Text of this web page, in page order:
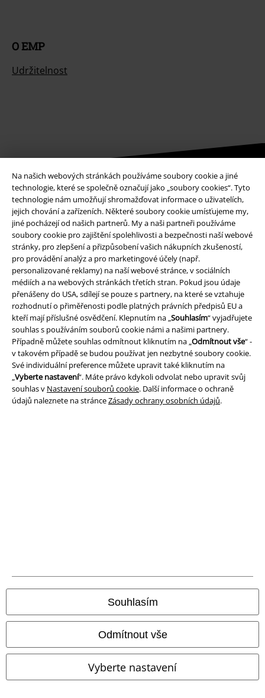
Na našich webových stránkách používáme soubory cookie a jiné
technologie, které se společně označují jako „soubory cookies“. Tyto
technologie nám umožňují shromažďovat informace o uživatelích,
jejich chování a zařízeních. Některé soubory cookie umísťujeme my,
jiné pocházejí od našich partnerů. My a naši partneři používáme
soubory cookie pro zajištění spolehlivosti a bezpečnosti naší webové
stránky, pro zlepšení a přizpůsobení vašich nákupních zkušeností,
pro provádění analýz a pro marketingové účely (např.
personalizované reklamy) na naší webové stránce, v sociálních
médiích a na webových stránkách třetích stran. Pokud jsou údaje
přenášeny do USA, sdílejí se pouze s partnery, na které se vztahuje
rozhodnutí o přiměřenosti podle platných právních předpisů EU a
kteří mají příslušné osvědčení. Klepnutím na „Souhlasím“ vyjadřujete
souhlas s používáním souborů cookie námi a našimi partnery.
Případně můžete souhlas odmítnout kliknutím na „Odmítnout vše“ -
v takovém případě se budou používat jen nezbytné soubory cookie.
Své individuální preference můžete upravit také kliknutím na
„Vyberte nastavení“. Máte právo kdykoli odvolat nebo upravit svůj
souhlas v Nastavení souborů cookie. Další informace o ochraně
údajů naleznete na stránceZásady ochrany osobních údajů.
Souhlasím
Odmítnout vše
Vyberte nastavení
O EMP
Udržitelnost
Staňte se součástí komunity!
Způsoby platby
Bankovní převod Platba na dobírku
Doprava